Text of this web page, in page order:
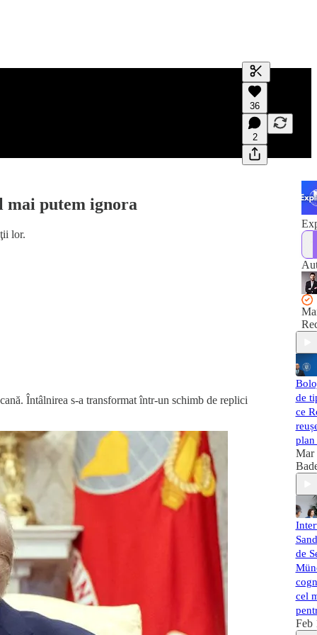
Generate
A transcript
editing.
36
2
mai putem ignora
lor.
Întâlnirea s-a transformat într-un schimb de replici
de
ce
plan
Mar
de
cel
Feb